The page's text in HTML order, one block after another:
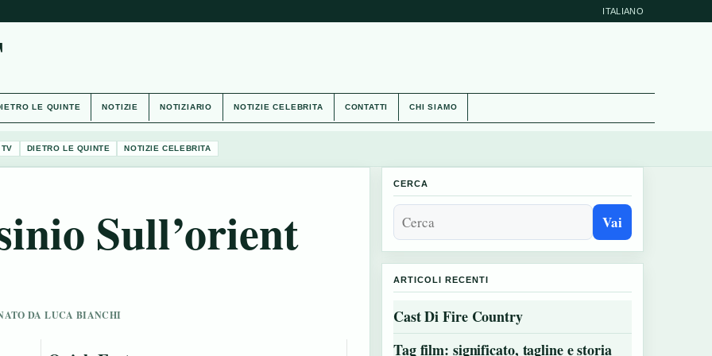
ITALIANO
LE QUINTE NOTIZIE NOTIZIARIO NOTIZIE CELEBRITA CONTATTI CHI SIAMO
DIETRO LE QUINTE NOTIZIE CELEBRITA
Sull’orient
DA LUCA BIANCHI
CERCA
Vai
ARTICOLI RECENTI
Cast Di Fire Country
Tag film: significato, tagline e storia